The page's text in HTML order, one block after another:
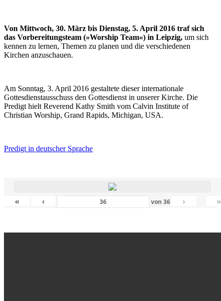
Von Mittwoch, 30. März bis Dienstag, 5. April 2016 traf sich
das Vorbereitungsteam (»Worship Team«) in Leipzig, um sich
kennen zu lernen, Themen zu planen und die verschiedenen
Kirchen anzuschauen.
Am Sonntag, 3. April 2016 gestaltete dieser internationale
Gottesdienstausschuss den Gottesdienst in unserer Kirche. Die
Predigt hielt Reverend Kathy Smith vom Calvin Institute of
Christian Worship, Grand Rapids, Michigan, USA.
Predigt in deutscher Sprache
« ‹ von36 › »